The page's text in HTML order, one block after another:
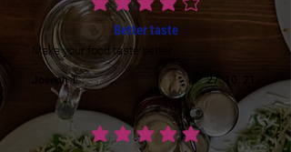
prosječna ocjena je 4 od 5
Better taste
Make your food taste better
Joseph T. 27. 10. 21.
prosječna ocjena je 5 od 5